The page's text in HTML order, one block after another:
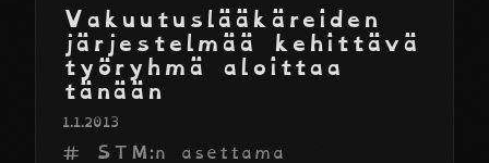
Vakuutuslääkäreiden
järjestelmää kehittävä
työryhmä aloittaa
tänään
1.1.2013
# STM:n asettama